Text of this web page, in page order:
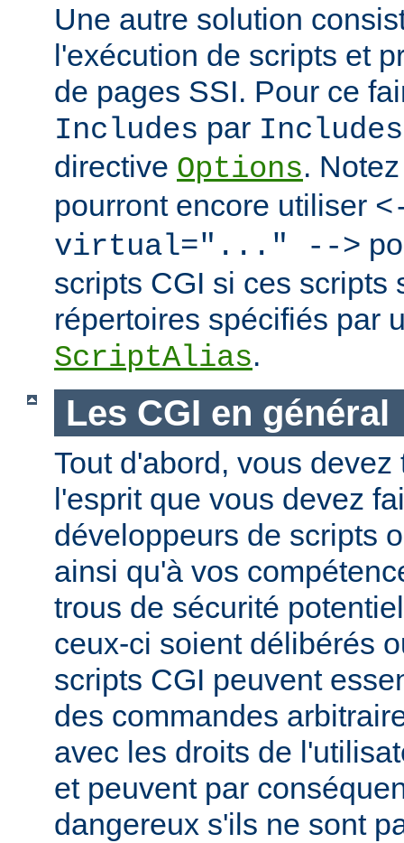
Une autre solution
l'exécution de scripts et
de pages SSI. Pour ce
Includes par
directive Options.
pourront encore utiliser
virtual="..." -->
scripts CGI si ces scripts
répertoires spécifiés par
ScriptAlias.
Les CGI en général
Tout d'abord, vous
l'esprit que vous devez
développeurs de scripts
ainsi qu'à vos
trous de sécurité
ceux-ci soient délibérés
scripts CGI peuvent
des commandes
avec les droits de
et peuvent par
dangereux s'ils ne sont